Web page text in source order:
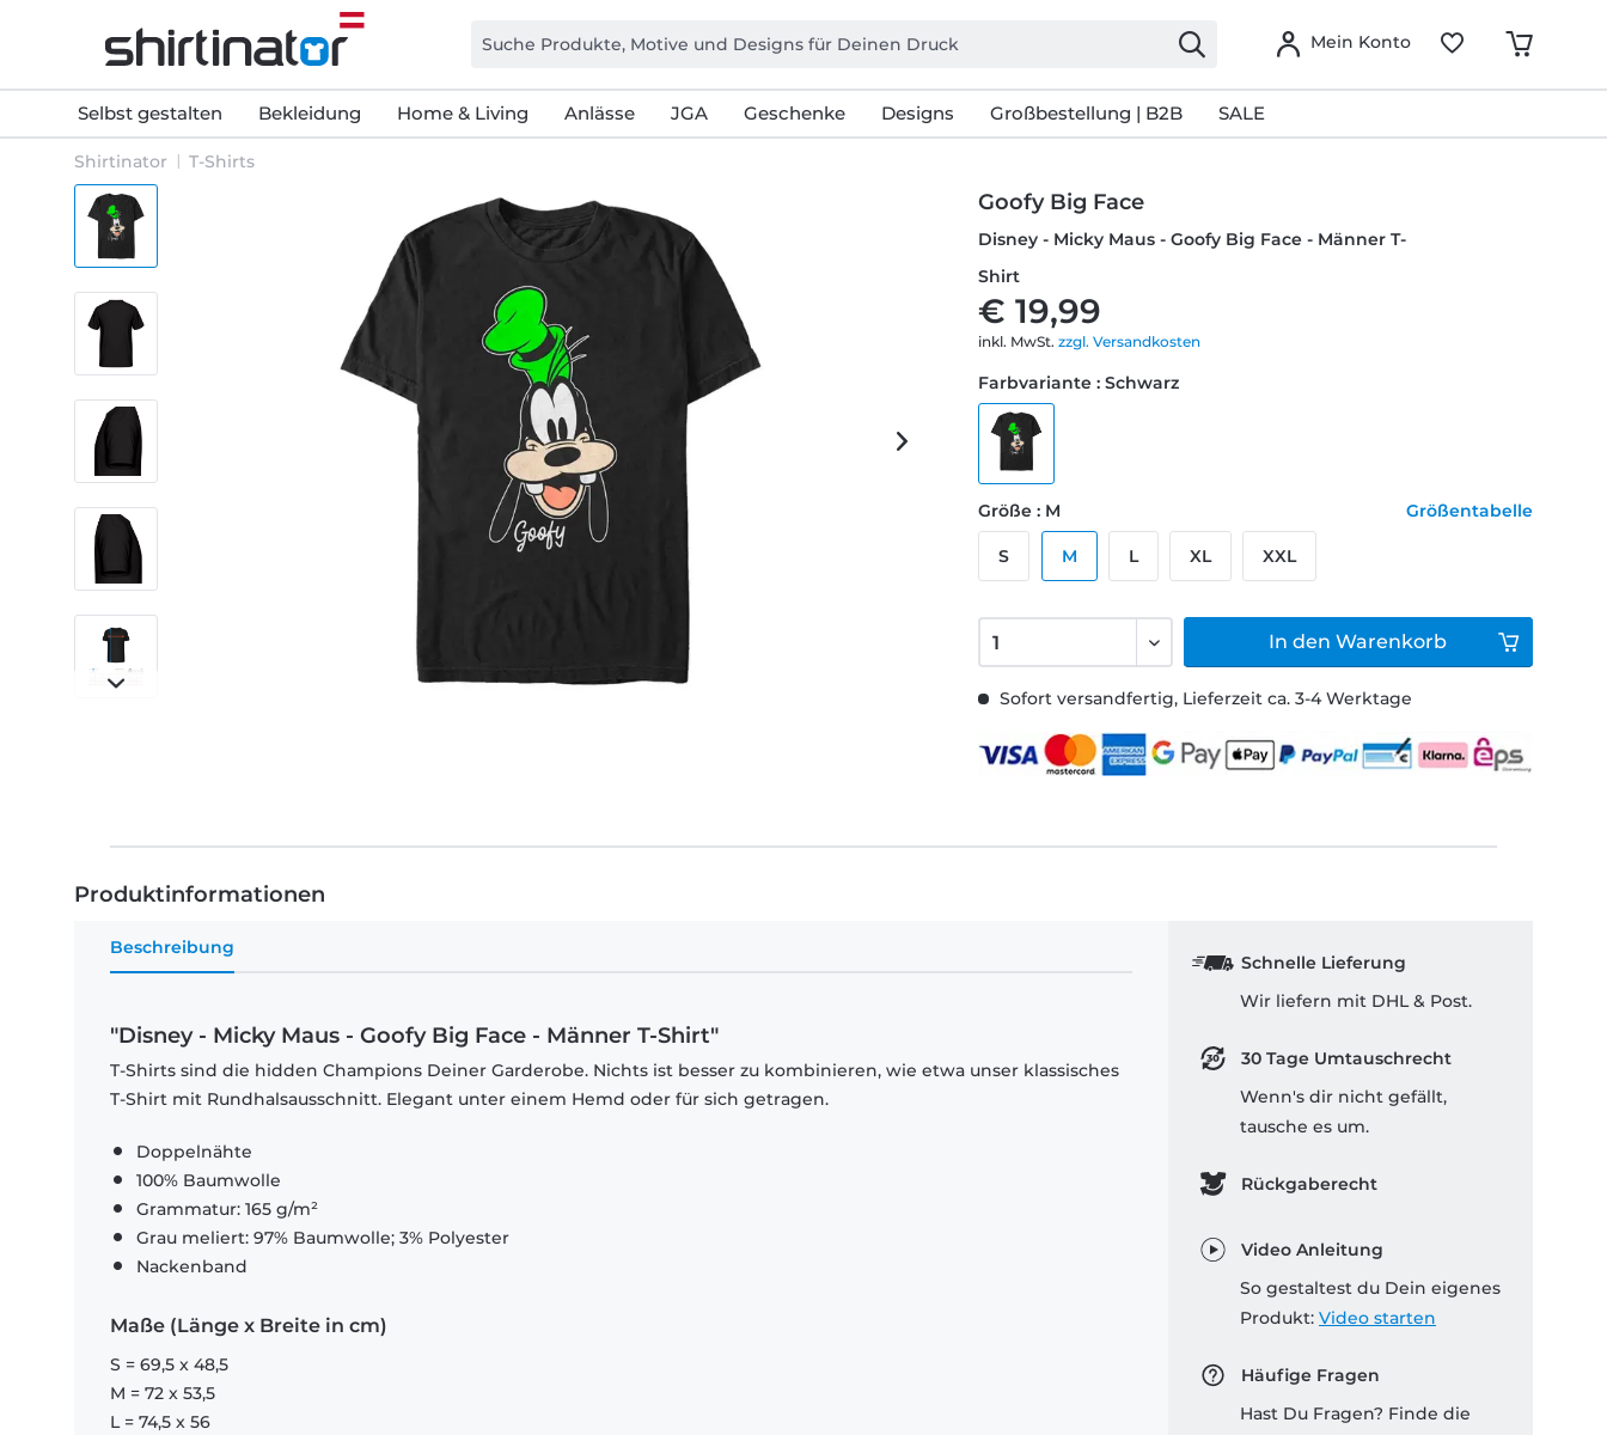
Mein Konto
Selbst gestalten Bekleidung Home & Living Anlässe JGA Geschenke Designs Großbestellung | B2B SALE
Shirtinator T-Shirts
Goofy Big Face
Disney - Micky Maus - Goofy Big Face - Männer T-
Shirt
€ 19,99
inkl. MwSt.zzgl. Versandkosten
Sofort versandfertig, Lieferzeit ca. 3-4 Werktage
Farbvariante : Schwarz
Größe : M Größentabelle
S M L XL XXL
In den Warenkorb
Produktinformationen
Beschreibung
"Disney - Micky Maus - Goofy Big Face - Männer T-Shirt"
T-Shirts sind die hidden Champions Deiner Garderobe. Nichts ist besser zu kombinieren, wie etwa unser klassisches
T-Shirt mit Rundhalsausschnitt. Elegant unter einem Hemd oder für sich getragen.
Doppelnähte
100% Baumwolle
Grammatur: 165 g/m²
Grau meliert: 97% Baumwolle; 3% Polyester
Nackenband
Maße (Länge x Breite in cm)
S = 69,5 x 48,5
M = 72 x 53,5
L = 74,5 x 56
Schnelle Lieferung
Wir liefern mit DHL & Post.
30 Tage Umtauschrecht
Wenn's dir nicht gefällt,
tausche es um.
Rückgaberecht
Video Anleitung
So gestaltest du Dein eigenes
Produkt: Video starten
Häufige Fragen
Hast Du Fragen? Finde die